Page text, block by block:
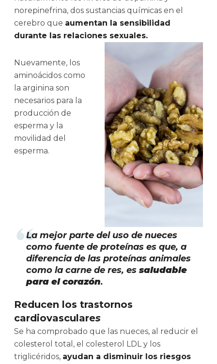
norepinefrina, dos sustancias químicas en el
cerebro que aumentan la sensibilidad
durante las relaciones sexuales.
Nuevamente, los
aminoácidos como
la arginina son
necesarios para la
producción de
esperma y la
movilidad del
esperma.
La mejor parte del uso de nueces
como fuente de proteínas es que, a
diferencia de las proteínas animales
como la carne de res, essaludable
para el corazón.
Reducen los trastornos
cardiovasculares
Se ha comprobado que las nueces, al reducir el
colesterol total, el colesterol LDL y los
triglicéridos, ayudan a disminuir los riesgos